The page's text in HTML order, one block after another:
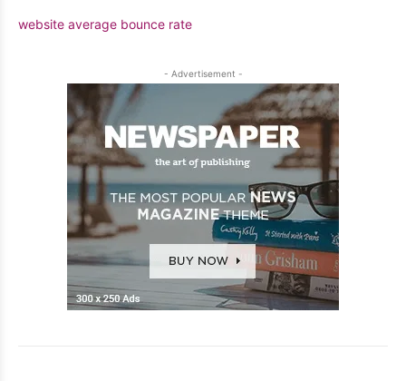
website average bounce rate
- Advertisement -